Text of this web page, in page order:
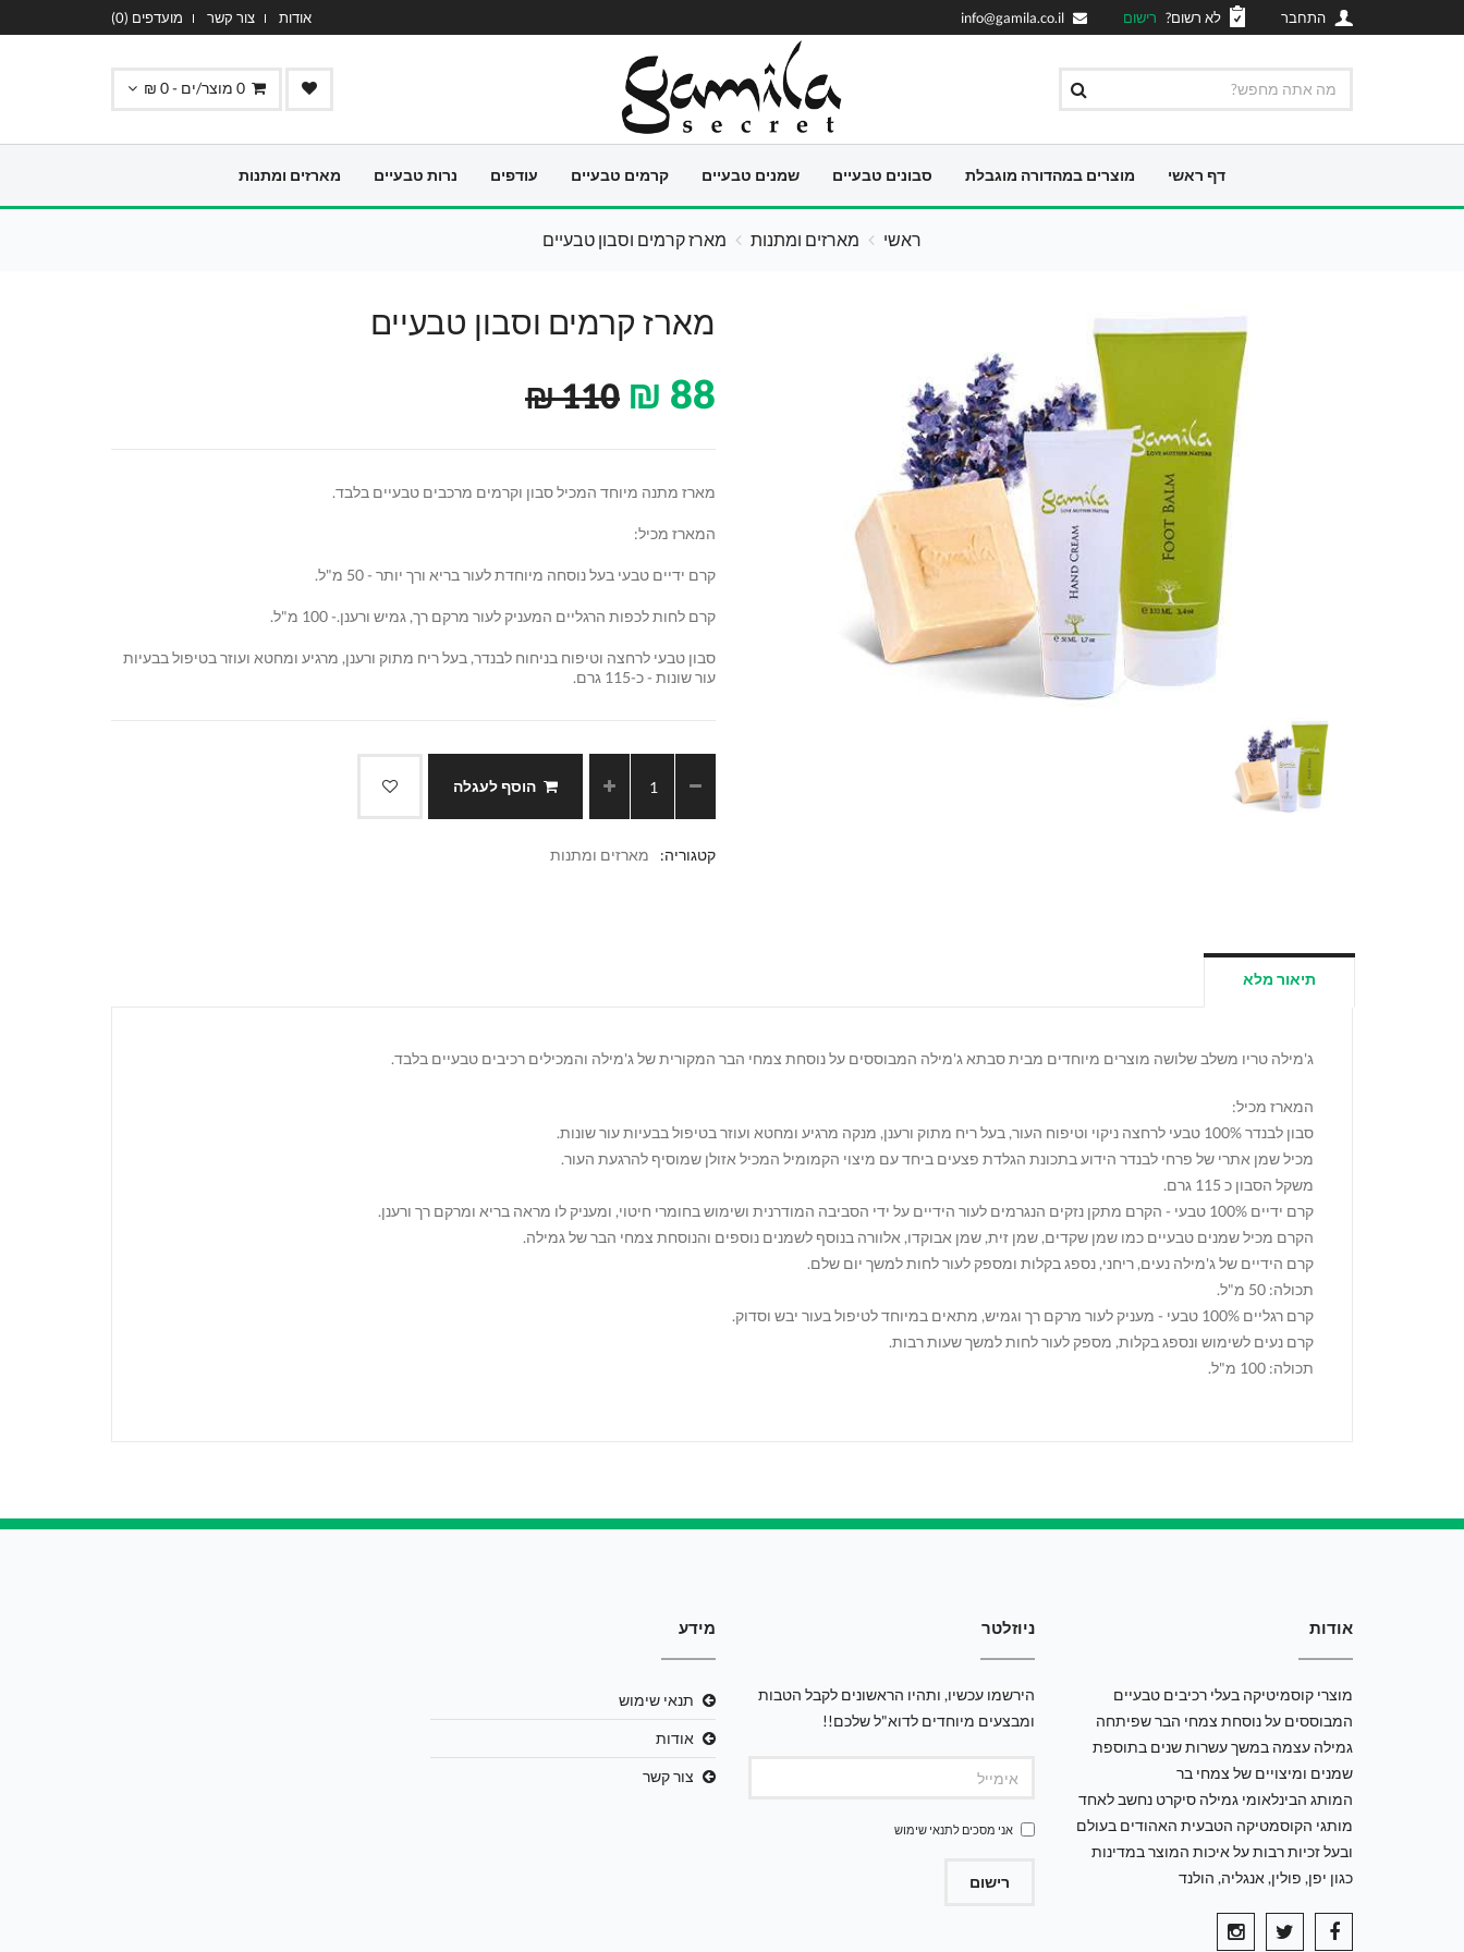
התחבר לא רשום? רישום info@gamila.co.il אודות צור קשר מועדפים (0
)
0 מוצר/ים -0
₪
דף ראשי מוצרים במהדורה מוגבלת סבונים טבעיים שמנים טבעיים קרמים טבעיים עודפים נרות טבעיים מארזים ומתנות
ראשי מארזים ומתנות מארז קרמים וסבון טבעיים
מארז קרמים וסבון טבעיים
88
₪
110
₪
מארז מתנה מיוחד המכיל סבון וקרמים מרכבים טבעיים בלבד.
המארז מכיל:
קרם ידיים טבעי בעל נוסחה מיוחדת לעור בריא ורך יותר - 50 מ"ל.
קרם לחות לכפות הרגליים המעניק לעור מרקם רך, גמיש ורענן.- 100 מ"ל.
סבון טבעי לרחצה וטיפוח בניחוח לבנדר, בעל ריח מתוק ורענן, מרגיע ומחטא ועוזר בטיפול בבעיות
עור שונות - כ-115 גרם.
הוסף לעגלה
קטגוריה: מארזים ומתנות
תיאור מלא
ג'מילה טריו משלב שלושה מוצרים מיוחדים מבית סבתא ג'מילה המבוססים על נוסחת צמחי הבר המקורית של ג'מילה והמכילים רכיבים טבעיים בלבד.
המארז מכיל:
סבון לבנדר 100% טבעי לרחצה ניקוי וטיפוח העור, בעל ריח מתוק ורענן, מנקה מרגיע ומחטא ועוזר בטיפול בבעיות עור שונות.
מכיל שמן אתרי של פרחי לבנדר הידוע בתכונת הגלדת פצעים ביחד עם מיצוי הקמומיל המכיל אזולן שמוסיף להרגעת העור.
משקל הסבון כ 115 גרם.
קרם ידיים 100% טבעי - הקרם מתקן נזקים הנגרמים לעור הידיים על ידי הסביבה המודרנית ושימוש בחומרי חיטוי, ומעניק לו מראה בריא ומרקם רך ורענן.
הקרם מכיל שמנים טבעיים כמו שמן שקדים, שמן זית, שמן אבוקדו, אלוורה בנוסף לשמנים נוספים והנוסחת צמחי הבר של גמילה.
קרם הידיים של ג'מילה נעים, ריחני, נספג בקלות ומספק לעור לחות למשך יום שלם.
תכולה: 50 מ"ל.
קרם רגליים 100% טבעי - מעניק לעור מרקם רך וגמיש, מתאים במיוחד לטיפול בעור יבש וסדוק.
קרם נעים לשימוש ונספג בקלות, מספק לעור לחות למשך שעות רבות.
תכולה: 100 מ"ל.
אודות
מוצרי קוסמיטיקה בעלי רכיבים טבעיים
המבוססים על נוסחת צמחי הבר שפיתחה
גמילה עצמה במשך עשרות שנים בתוספת
שמנים ומיצויים של צמחי בר
המותג הבינלאומי גמילה סיקרט נחשב לאחד
מותגי הקוסמטיקה הטבעית האהודים בעולם
ובעל זכיות רבות על איכות המוצר במדינות
כגון יפן, פולין, אנגליה, הולנד
ניוזלטר
הירשמו עכשיו, ותהיו הראשונים לקבל הטבות
ומבצעים מיוחדים לדוא"ל שלכם!!
אני מסכים לתנאי שימוש
רישום
מידע
תנאי שימוש
אודות
צור קשר